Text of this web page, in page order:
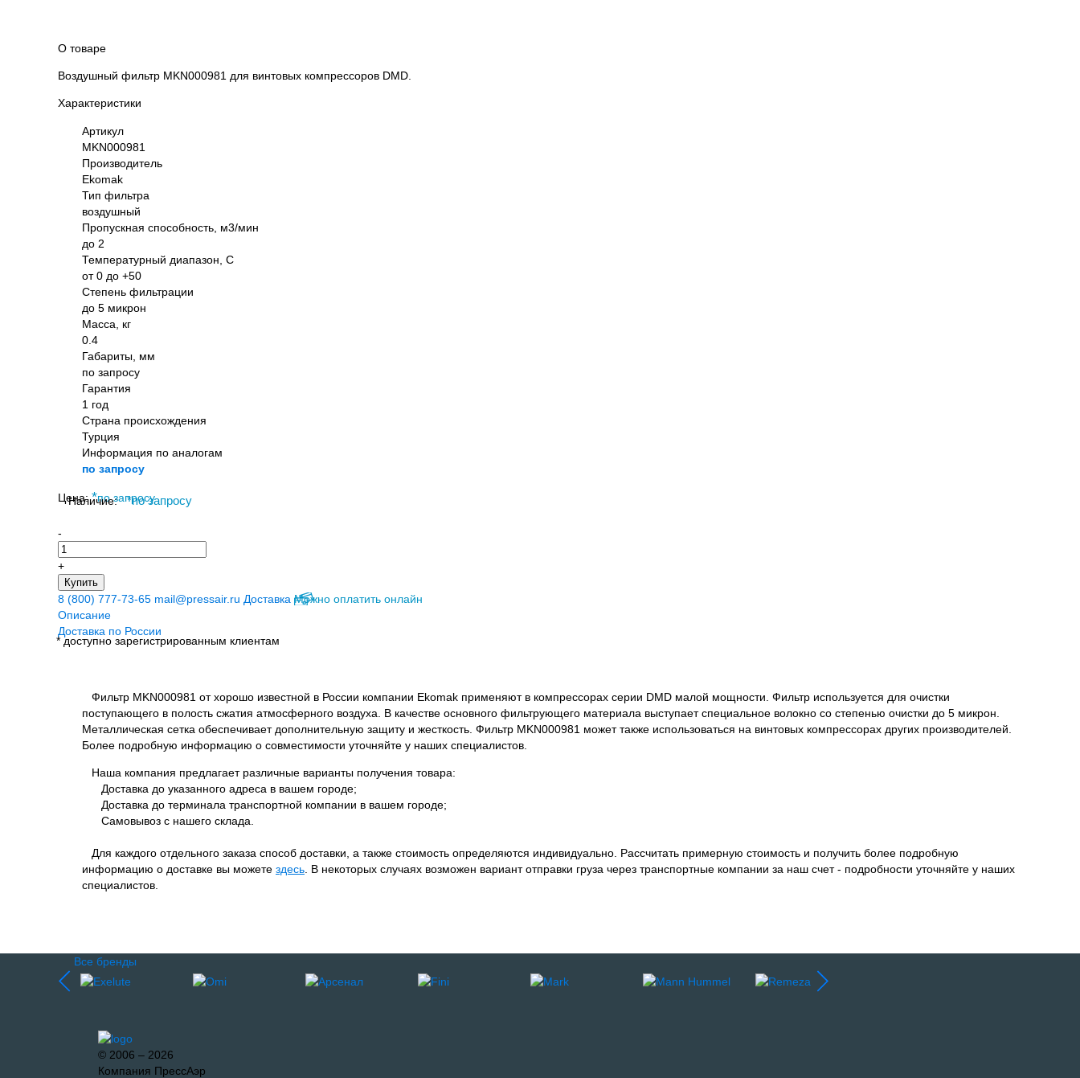
О товаре
Воздушный фильтр MKN000981 для винтовых компрессоров DMD.
Характеристики
Артикул
MKN000981
Производитель
Ekomak
Тип фильтра
воздушный
Пропускная способность, м3/мин
до 2
Температурный диапазон, С
от 0 до +50
Степень фильтрации
до 5 микрон
Масса, кг
0.4
Габариты, мм
по запросу
Гарантия
1 год
Страна происхождения
Турция
Информация по аналогам
по запросу
Цена: *по запросу
Наличие: *по запросу
-
+
Купить
8 (800) 777-73-65 mail@pressair.ru Доставка Можно оплатить онлайн
* доступно зарегистрированным клиентам
Описание
Доставка по России
Фильтр MKN000981 от хорошо известной в России компании Ekomak применяют в компрессорах серии DMD малой мощности. Фильтр используется для очистки
поступающего в полость сжатия атмосферного воздуха. В качестве основного фильтрующего материала выступает специальное волокно со степенью очистки до 5 микрон.
Металлическая сетка обеспечивает дополнительную защиту и жесткость. Фильтр MKN000981 может также использоваться на винтовых компрессорах других производителей.
Более подробную информацию о совместимости уточняйте у наших специалистов.
Наша компания предлагает различные варианты получения товара:
Доставка до указанного адреса в вашем городе;
Доставка до терминала транспортной компании в вашем городе;
Самовывоз с нашего склада.
Для каждого отдельного заказа способ доставки, а также стоимость определяются индивидуально. Рассчитать примерную стоимость и получить более подробную
информацию о доставке вы можете здесь . В некоторых случаях возможен вариант отправки груза через транспортные компании за наш счет - подробности уточняйте у наших
специалистов.
Все бренды
© 2006 – 2026
Компания ПрессАэр